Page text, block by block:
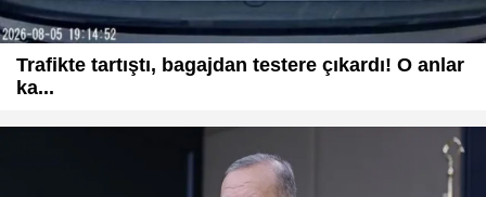
Trafikte tartıştı, bagajdan testere çıkardı! O anlar
ka...